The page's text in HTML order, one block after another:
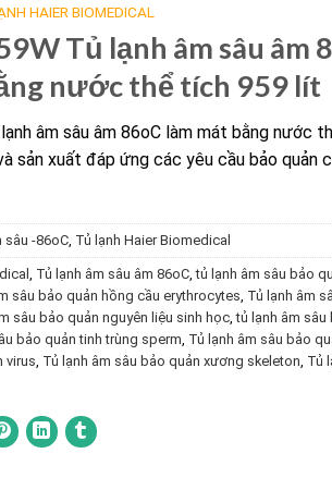
HAIER BIOMEDICAL
Tủ lạnh âm sâu âm
nước thể tích 959 lít
âm sâu âm 86oC làm mát bằng nước
sản xuất đáp ứng các yêu cầu bảo quản
sâu -86oC, Tủ lạnh Haier Biomedical
, Tủ lạnh âm sâu âm 86oC,tủ lạnh âm sâu bảo
sâu bảo quản hồng cầu erythrocytes, Tủ lạnh âm
sâu bảo quản nguyên liệu sinh học,tủ lạnh âm sâu
bảo quản tinh trùng sperm, Tủ lạnh âm sâu bảo
virus, Tủ lạnh âm sâu bảo quản xương skeleton, Tủ